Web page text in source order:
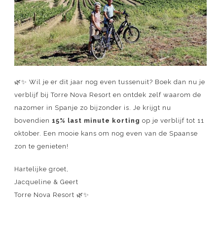
🌿✨ Wil je er dit jaar nog even tussenuit? Boek dan nu je
verblijf bij Torre Nova Resort en ontdek zelf waarom de
nazomer in Spanje zo bijzonder is. Je krijgt nu
bovendien 15% last minute korting op je verblijf tot 11
oktober. Een mooie kans om nog even van de Spaanse
zon te genieten!
Hartelijke groet,
Jacqueline & Geert
Torre Nova Resort 🌿✨